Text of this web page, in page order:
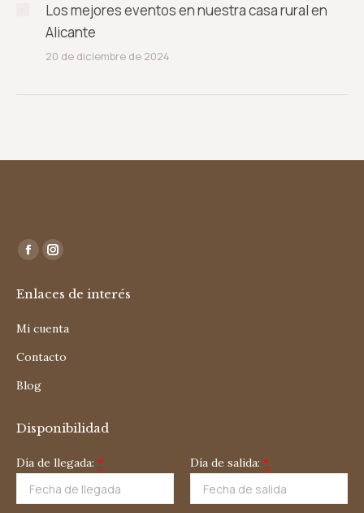
Los mejores eventos en nuestra casa rural en
Alicante
20 de diciembre de 2024
Encuéntranos en:
Facebook
opens
in
window
Instagram
opens
in
window
Enlaces de interés
Mi cuenta
Contacto
Blog
Disponibilidad
Día de llegada: * Día de salida: *